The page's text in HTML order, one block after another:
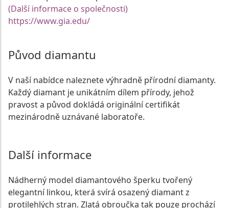
(Další informace o společnosti)
https://www.gia.edu/
Původ diamantu
V naší nabídce naleznete výhradně přírodní diamanty.
Každý diamant je unikátním dílem přírody, jehož
pravost a původ dokládá originální certifikát
mezinárodně uznávané laboratoře.
Další informace
Nádherný model diamantového šperku tvořený
elegantní linkou, která svírá osazený diamant z
protilehlých stran. Zlatá obroučka tak pouze prochází